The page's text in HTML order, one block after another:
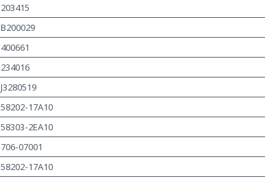
203415
B200029
400661
234016
J3280519
58202-17A10
58303-2EA10
706-07001
58202-17A10